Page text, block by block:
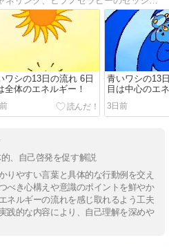
ワシの13日の流れ 6日
全体のエネルギー！
青いワシの13
目は中心のエ
3日前
、自己啓発を促す解説
りやすい言葉と具体的な行動例を交え
べき心構えや意識のポイントを鮮やか
ネルギーの流れを感じ取れるよう工夫
践的な内容により、自己理解を深めや